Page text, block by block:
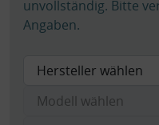
unvollständig. Bitte
Angaben.